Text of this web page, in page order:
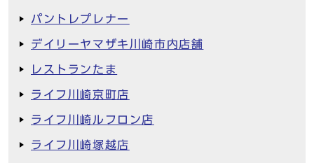
パントレプレナー
デイリーヤマザキ川崎市内店舗
レストランたま
ライフ川崎京町店
ライフ川崎ルフロン店
ライフ川崎塚越店